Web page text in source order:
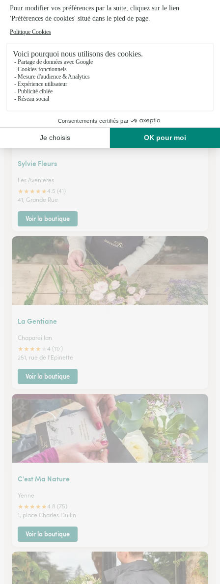
Folie Flore
Voiron
★★★★★4.4 (109)
Voir la boutique
Sylvie Fleurs
Les Avenieres
★★★★★4.5 (41)
41, Grande Rue
Voir la boutique
La Gentiane
Chapareillan
★★★★
4 (117)
251, rue de l'Epinette
Voir la boutique
C’est Ma Nature
Yenne
★★★★★4.8 (75)
1, place Charles Dullin
Voir la boutique